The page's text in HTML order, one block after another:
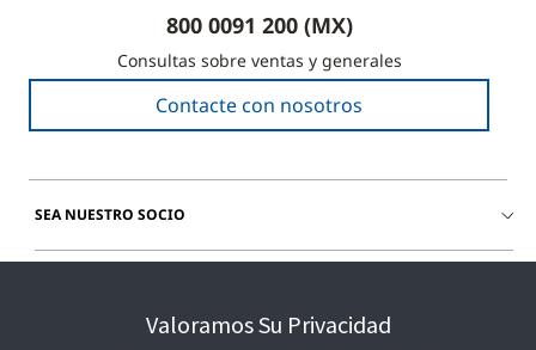
800 0091 200 (MX)
Consultas sobre ventas y generales
Contacte con nosotros
SEA NUESTRO SOCIO
Valoramos Su Privacidad